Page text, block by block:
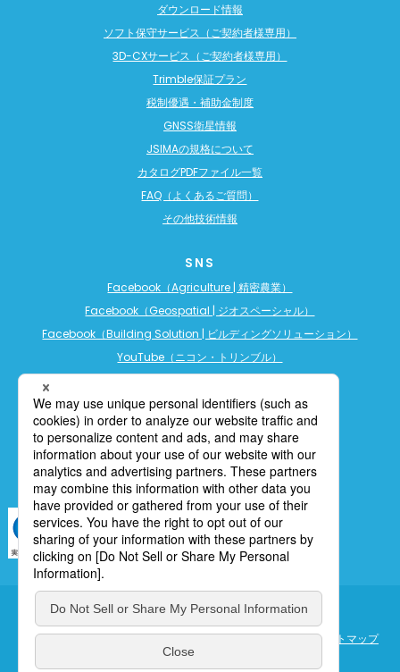
ダウンロード情報
ソフト保守サービス（ご契約者様専用）
3D-CXサービス（ご契約者様専用）
Trimble保証プラン
税制優遇・補助金制度
GNSS衛星情報
JSIMAの規格について
カタログPDFファイル一覧
FAQ（よくあるご質問）
その他技術情報
SNS
Facebook（Agriculture | 精密農業）
Facebook（Geospatial | ジオスペーシャル）
Facebook（Building Solution | ビルディングソリューション）
YouTube（ニコン・トリンブル）
YouTube（ビルディングソリューション）
LINE公式アカウント（精密農業）
個人情報保護について 利用規定 cookieポリシー
サイトマップ
ENGLISH